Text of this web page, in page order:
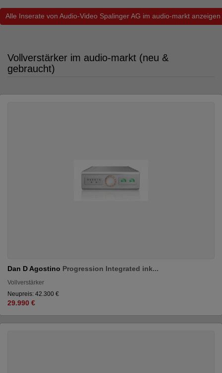
Alle Inserate von Audio-Video Spalinger AG im audio-markt anzeigen
Vollverstärker im audio-markt (neu &
gebraucht)
Dan D Agostino Progression Integrated ink...
Vollverstärker
Neupreis: 42.300 €
29.990 €